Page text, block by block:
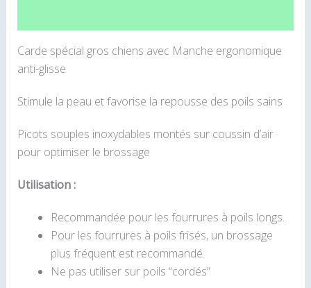
Carde spécial gros chiens avec Manche ergonomique
anti-glisse
Stimule la peau et favorise la repousse des poils sains
Picots souples inoxydables montés sur coussin d’air
pour optimiser le brossage
Utilisation :
Recommandée pour les fourrures à poils longs.
Pour les fourrures à poils frisés, un brossage
plus fréquent est recommandé.
Ne pas utiliser sur poils “cordés”